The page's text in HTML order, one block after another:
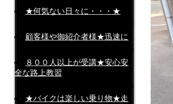
★何気ない日々に・・・★
2026-05-20 at 15:15PM
顧客様や御紹介者様★迅速に
2026-05-19 at 15:15PM
８００人以上が受講★安心安
全な路上教習
2026-05-17 at 12:21PM
★バイクは楽しい乗り物★走